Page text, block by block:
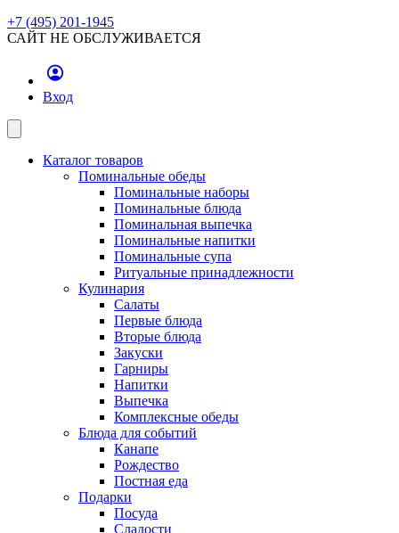
+7 (495) 201-1945
САЙТ НЕ ОБСЛУЖИВАЕТСЯ
Вход
Каталог товаров
Поминальные обеды
Поминальные наборы
Поминальные блюда
Поминальная выпечка
Поминальные напитки
Поминальные супа
Ритуальные принадлежности
Кулинария
Салаты
Первые блюда
Вторые блюда
Закуски
Гарниры
Напитки
Выпечка
Комплексные обеды
Блюда для событий
Канапе
Рождество
Постная еда
Подарки
Посуда
Сладости